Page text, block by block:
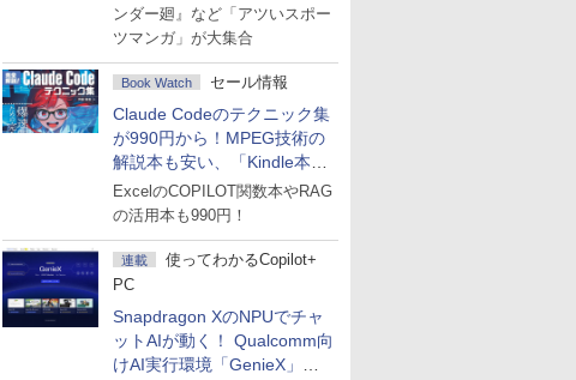
ンダー廻』など「アツいスポー
ツマンガ」が大集合
Book Watch セール情報
Claude Codeのテクニック集
が990円から！MPEG技術の
解説本も安い、「Kindle本サ
マーセール」第2弾開始！
ExcelのCOPILOT関数本やRAG
の活用本も990円！
連載
使ってわかるCopilot+
PC
Snapdragon XのNPUでチャ
ットAIが動く！ Qualcomm向
けAI実行環境「GenieX」を